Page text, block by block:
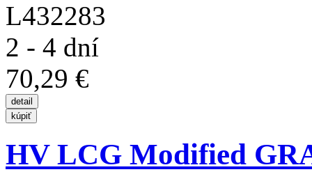
L432283
2 - 4 dní
70,29 €
HV LCG Modified